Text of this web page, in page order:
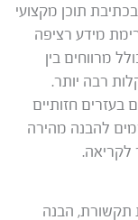
תוכן מקצועי
מידע רציפה
מרווחים בין
רבה יותר.
חזותיים
להבנה מהירה
לקריאה.
תקשורת, הבנה